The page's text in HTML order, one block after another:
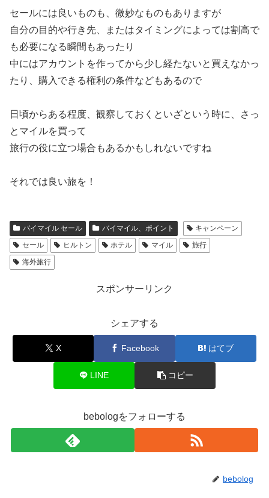
セールには良いものも、微妙なものもありますが
自分の目的や行き先、またはタイミングによっては割高で
も必要になる瞬間もあったり
中にはアカウントを作ってから少し経たないと買えなかっ
たり、購入できる権利の条件などもあるので
日頃からある程度、観察しておくといざという時に、さっ
とマイルを買って
旅行の役に立つ場合もあるかもしれないですね
それでは良い旅を！
バイマイル セール バイマイル、ポイント
キャンペーン
セール
ヒルトン ホテル マイル
旅行
海外旅行
スポンサーリンク
シェアする
X Facebook はてブ
LINE コピー
bebologをフォローする
bebolog